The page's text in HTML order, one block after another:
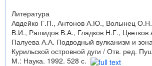
Литература
Авдейко Г.П., Антонов А.Ю., Волынец
В.И., Рашидов В.А., Гладков Н.Г.,
Палуева А.А. Подводный вулканизм и
Курильской островной дуги / Отв. ред.
М.: Наука. 1992. 528 с.